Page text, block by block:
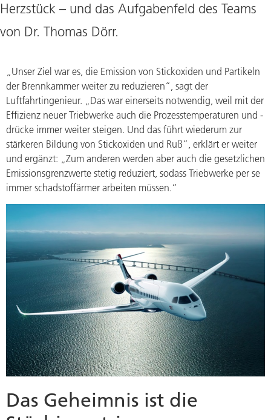
Herzstück – und das Aufgabenfeld des Teams
von Dr. Thomas Dörr.
„Unser Ziel war es, die Emission von Stickoxiden und Partikeln
der Brennkammer weiter zu reduzieren“, sagt der
Luftfahrtingenieur. „Das war einerseits notwendig, weil mit der
Effizienz neuer Triebwerke auch die Prozesstemperaturen und -
drücke immer weiter steigen. Und das führt wiederum zur
stärkeren Bildung von Stickoxiden und Ruß“, erklärt er weiter
und ergänzt: „Zum anderen werden aber auch die gesetzlichen
Emissionsgrenzwerte stetig reduziert, sodass Triebwerke per se
immer schadstoffärmer arbeiten müssen.“
Das Geheimnis ist die